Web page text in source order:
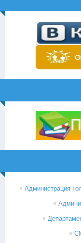
Администрация